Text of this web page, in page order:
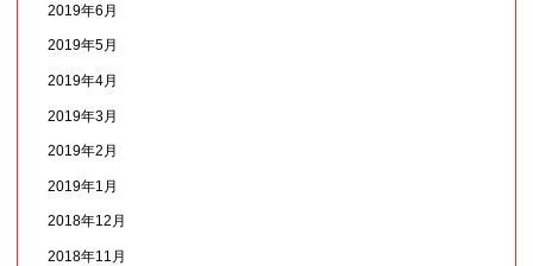
2019年6月
2019年5月
2019年4月
2019年3月
2019年2月
2019年1月
2018年12月
2018年11月